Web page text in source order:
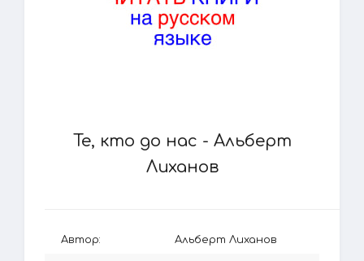
Те, кто до нас - Альберт
Лиханов
Автор: Альберт Лиханов